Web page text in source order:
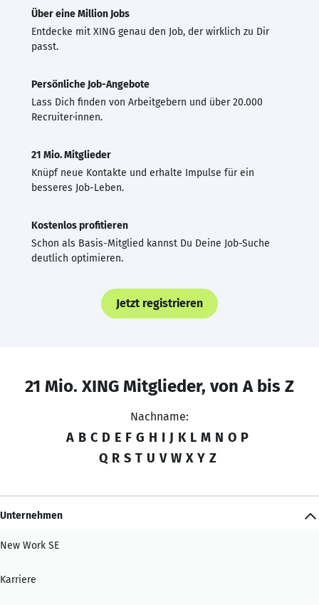
Über eine Million Jobs
Entdecke mit XING genau den Job, der wirklich zu Dir
passt.
Persönliche Job-Angebote
Lass Dich finden von Arbeitgebern und über 20.000
Recruiter·innen.
21 Mio. Mitglieder
Knüpf neue Kontakte und erhalte Impulse für ein
besseres Job-Leben.
Kostenlos profitieren
Schon als Basis-Mitglied kannst Du Deine Job-Suche
deutlich optimieren.
Jetzt registrieren
21 Mio. XING Mitglieder, von A bis Z
Nachname:
A B C D E F G H I J K L M N O P
Q R S T U V W X Y Z
Unternehmen
New Work SE
Karriere